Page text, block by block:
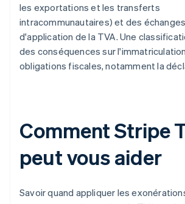
les exportations et les transferts
intracommunautaires) et des
d'application de la TVA. Une
des conséquences sur
obligations fiscales, notamment la
Comment Stripe
peut vous aider
Savoir quand appliquer les